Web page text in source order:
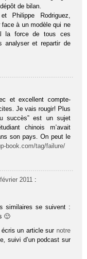
de bilan.
Philippe Rodriguez,
à un modèle qui ne
la force de tous ces
analyser et repartir de
et excellent compte-
Je vais rougir! Plus
succès” est un sujet
chinois m’avait
son pays. On peut le
book.com/tag/failure/
2011 :
similaires se suivent :
🙂
un article sur notre
suivi d’un podcast sur